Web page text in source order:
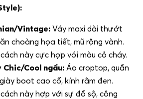
Vintage: Váy maxi dài thướt
choàng họa tiết, mũ rộng vành.
này cực hợp với màu cỏ cháy.
Chic/Cool ngầu: Áo croptop, quần
boot cao cổ, kính râm đen.
này hợp với sự đồ sộ, công